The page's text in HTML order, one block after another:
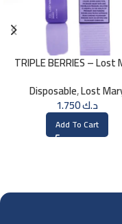
TRIPLE BERRIES – Lost
Disposable,Lost
د.ك1.750
Add To Cart